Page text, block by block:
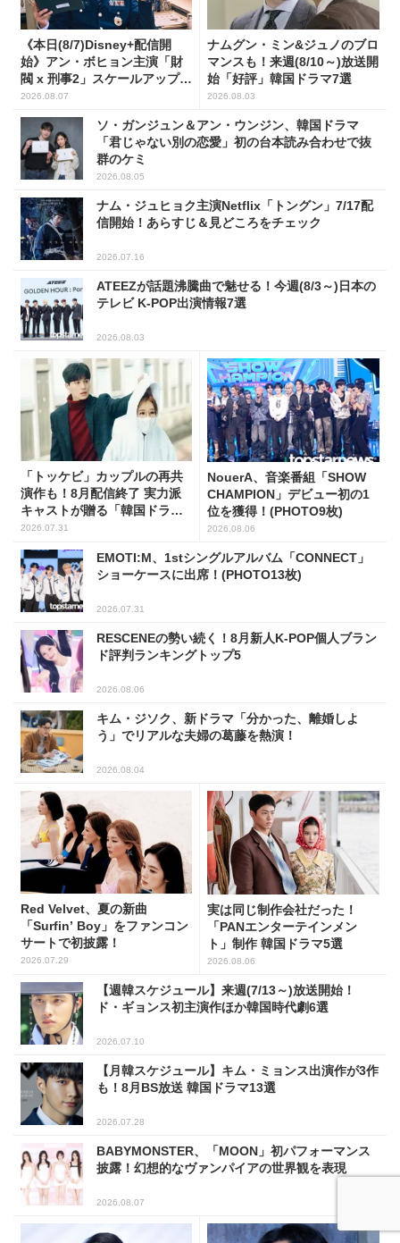
《本日(8/7)Disney+配信開
始》アン・ボヒョン主演「財
閥 x 刑事2」スケールアップし
たFLEX捜査に注目
2026.08.07
ナムグン・ミン&ジュノのブロ
マンスも！来週(8/10～)放送開
始「好評」韓国ドラマ7選
2026.08.03
ソ・ガンジュン＆アン・ウンジン、韓国ドラマ
「君じゃない別の恋愛」初の台本読み合わせで抜
群のケミ
2026.08.05
ナム・ジュヒョク主演Netflix「トングン」7/17配
信開始！あらすじ＆見どころをチェック
2026.07.16
ATEEZが話題沸騰曲で魅せる！今週(8/3～)日本の
テレビ K-POP出演情報7選
2026.08.03
「トッケビ」カップルの再共
演作も！8月配信終了 実力派
キャストが贈る「韓国ドラ
マ」5選
2026.07.31
NouerA、音楽番組「SHOW
CHAMPION」デビュー初の1
位を獲得！(PHOTO9枚)
2026.08.06
EMOTI:M、1stシングルアルバム「CONNECT」
ショーケースに出席！(PHOTO13枚)
2026.07.31
RESCENEの勢い続く！8月新人K-POP個人ブラン
ド評判ランキングトップ5
2026.08.06
キム・ジソク、新ドラマ「分かった、離婚しよ
う」でリアルな夫婦の葛藤を熱演！
2026.08.04
Red Velvet、夏の新曲
「Surfin’ Boy」をファンコン
サートで初披露！
2026.07.29
実は同じ制作会社だった！
「PANエンターテインメン
ト」制作 韓国ドラマ5選
2026.08.06
【週韓スケジュール】来週(7/13～)放送開始！
ド・ギョンス初主演作ほか韓国時代劇6選
2026.07.10
【月韓スケジュール】キム・ミョンス出演作が3作
も！8月BS放送 韓国ドラマ13選
2026.07.28
BABYMONSTER、「MOON」初パフォーマンス
披露！幻想的なヴァンパイアの世界観を表現
2026.08.07